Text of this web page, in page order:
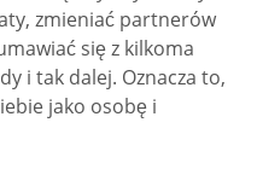
zmieniać partnerów
się z kilkoma
i tak dalej. Oznacza to,
jako osobę i